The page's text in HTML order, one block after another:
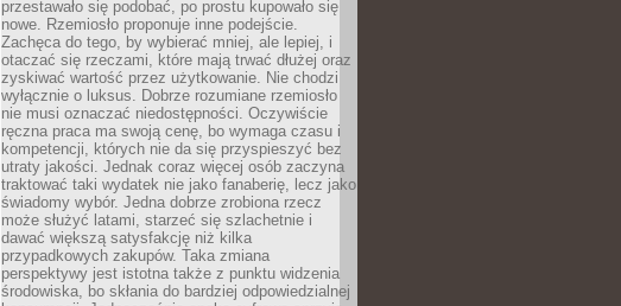
przestawało się podobać, po prostu kupowało się
nowe. Rzemiosło proponuje inne podejście.
Zachęca do tego, by wybierać mniej, ale lepiej, i
otaczać się rzeczami, które mają trwać dłużej oraz
zyskiwać wartość przez użytkowanie. Nie chodzi
wyłącznie o luksus. Dobrze rozumiane rzemiosło
nie musi oznaczać niedostępności. Oczywiście
ręczna praca ma swoją cenę, bo wymaga czasu i
kompetencji, których nie da się przyspieszyć bez
utraty jakości. Jednak coraz więcej osób zaczyna
traktować taki wydatek nie jako fanaberię, lecz jako
świadomy wybór. Jedna dobrze zrobiona rzecz
może służyć latami, starzeć się szlachetnie i
dawać większą satysfakcję niż kilka
przypadkowych zakupów. Taka zmiana
perspektywy jest istotna także z punktu widzenia
środowiska, bo skłania do bardziej odpowiedzialnej